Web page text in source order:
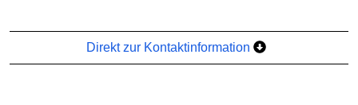
Direkt zur Kontaktinformation